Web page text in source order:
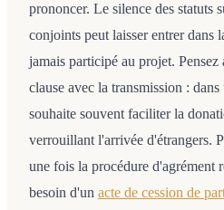
prononcer. Le silence des statuts
conjoints peut laisser entrer dans
jamais participé au projet. Pensez
clause avec la transmission :
souhaite souvent faciliter la
verrouillant l'arrivée d'étrangers.
une fois la procédure d'agrément
besoin d'un acte de cession de